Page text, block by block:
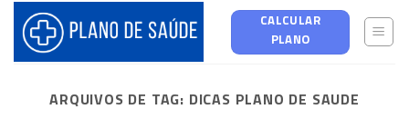
content
CALCULAR
PLANO
ARQUIVOS DE TAG: DICAS PLANO DE SAUDE